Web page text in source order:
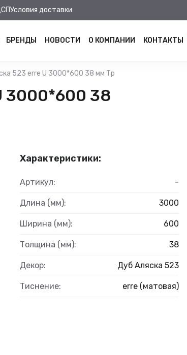
Условия доставки
БРЕНДЫ НОВОСТИ О КОМПАНИИ КОНТАКТЫ
523 erre U 3000*600 38 мм Тр
3000*600 38
Характеристики:
Артикул: -
Длина (мм): 3000
Ширина (мм): 600
Толщина (мм): 38
Декор: Дуб Аляска 523
Тиснение: erre (матовая)